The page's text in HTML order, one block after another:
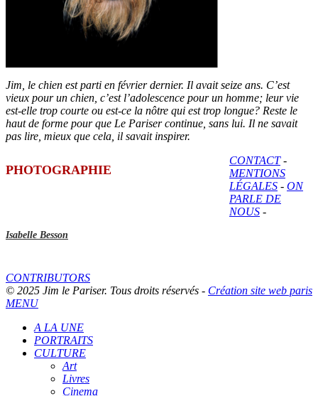
Jim, le chien est parti en février dernier. Il avait seize ans. C’est
vieux pour un chien, c’est l’adolescence pour un homme; leur vie
est-elle trop courte ou est-ce la nôtre qui est trop longue? Reste le
haut de forme pour que Le Pariser continue, sans lui. Il ne savait
pas lire, mieux que cela, il savait inspirer.
PHOTOGRAPHIE
Isabelle Besson
CONTACT-
MENTIONS
LÉGALES - ON
PARLE DE
NOUS -
CONTRIBUTORS
© 2025 Jim le Pariser. Tous droits réservés - Création site web paris
MENU
A LA UNE
PORTRAITS
CULTURE
Art
Livres
Cinema